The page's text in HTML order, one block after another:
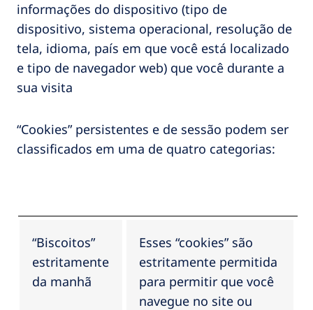
informações do dispositivo (tipo de
dispositivo, sistema operacional, resolução de
tela, idioma, país em que você está localizado
e tipo de navegador web) que você durante a
sua visita
“Cookies” persistentes e de sessão podem ser
classificados em uma de quatro categorias:
“Biscoitos”
estritamente
da manhã
Esses “cookies” são
estritamente permitida
para permitir que você
navegue no site ou